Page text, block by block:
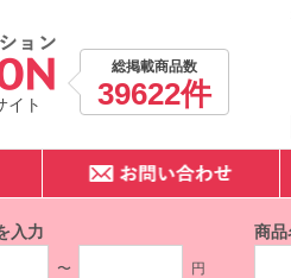
イト
総掲載商品数
39622件
入力
〜 円
商品